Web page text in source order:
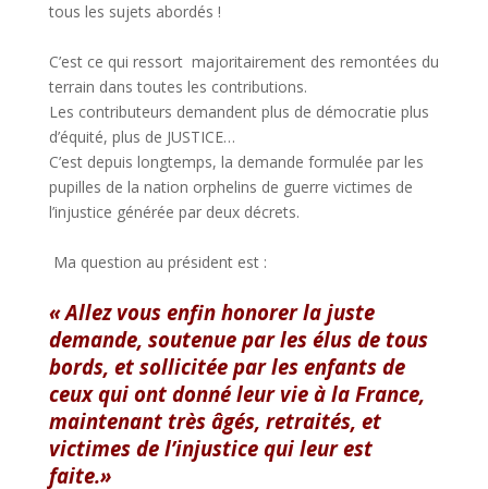
tous les sujets abordés !
C’est ce qui ressort majoritairement des remontées du
terrain dans toutes les contributions.
Les contributeurs demandent plus de démocratie plus
d’équité, plus de JUSTICE…
C’est depuis longtemps, la demande formulée par les
pupilles de la nation orphelins de guerre victimes de
l’injustice générée par deux décrets.
Ma question au président est :
« Allez vous enfin honorer la juste
demande, soutenue par les élus de tous
bords, et sollicitée par les enfants de
ceux qui ont donné leur vie à la France,
maintenant très âgés, retraités, et
victimes de l’injustice qui leur est
faite.»